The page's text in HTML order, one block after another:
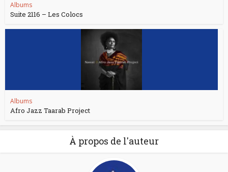
Albums
Suite 2116 – Les Colocs
Albums
Afro Jazz Taarab Project
À propos de l'auteur